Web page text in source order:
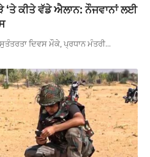
‘ਤੇ ਕੀਤੇ ਵੱਡੇ ਐਲਾਨ: ਨੌਜਵਾਨਾਂ ਲਈ
ਦਿਵਸ ਮੌਕੇ, ਪ੍ਰਧਾਨ ਮੰਤਰੀ…